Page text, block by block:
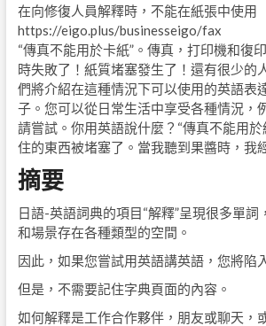
在向修復人員解釋時，不能在紙張中使用
https://eigo.plus/businesseigo/fax
“傳真不能用於卡紙”。傳真，打印機和復
時失敗了！紙質堵塞發生了！還有很少的
們將介紹在這種情況下可以使用的英語表
子。您可以從日常生活中享受各種情況，
請嘗試。你用英語說什麼？“傳真不能用
住的東西被堵塞了。當我聽到果醬時，我
摘要
日語-英語詞典的項目“解釋”呈現很多單詞
和場景存在各種類型的空間。
因此，如果您嘗試用英語講英語，您將陷
但是，不需要記住字典頁面的內容。
如何解釋是工作合作夥伴，朋友或聊天，